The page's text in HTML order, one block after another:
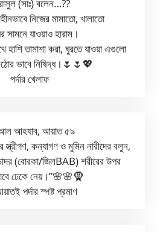
(সাঃ) বলেন…??
নিজের মামাতো, খালাতো
সামনে যাওয়াও হারাম।
হাশি তামাশা করা, ঘুরতে যাওয়া এগুলো
ভাবে নিষিদ্ধ।🌷🌷💖
পর্দার খেলাফ
আহযাব, আয়াত ৫৯
কন্যাগণ ও মুমিন নারীদের বলুন,
(বোরকা/জিলBAB) শরীরের উপর
ঢেকে নেয়।”🌸🌸🧕
পর্দার স্পষ্ট প্রমাণ